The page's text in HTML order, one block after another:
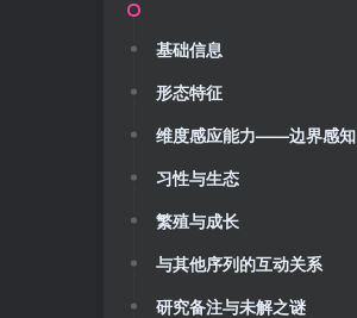
基础信息
形态特征
维度感应能力——边界感知
习性与生态
繁殖与成长
与其他序列的互动关系
研究备注与未解之谜